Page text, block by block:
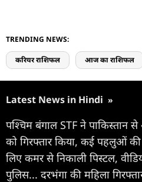
TRENDING NEWS:
करियर राशिफल आज का राशिफल
Latest News in Hindi »
पश्चिम बंगाल STF ने
को गिरफ्तार किया, कई पहलुओं की
लिए कमर से निकाली पिस्टल,
पुलिस... दरभंगा की महिला